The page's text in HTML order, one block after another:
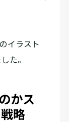
イラスト
た。
――ス
略